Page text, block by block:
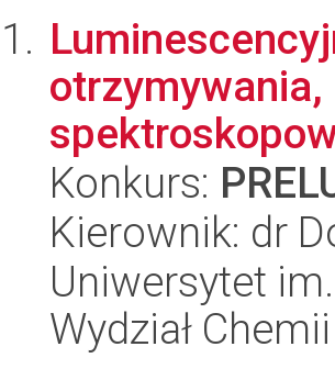
Konkurs:
Kierownik: dr
Uniwersytet
Wydział Chemii